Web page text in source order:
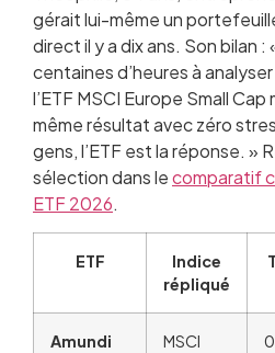
gérait lui-même un
direct il y a dix ans. Son bilan :
centaines d’heures à
l’ETF MSCI Europe Small Cap
même résultat avec zéro
gens, l’ETF est la réponse. »
sélection dans lecomparatif
ETF 2026.
ETF
Indice
répliqué
Amundi
MSCI